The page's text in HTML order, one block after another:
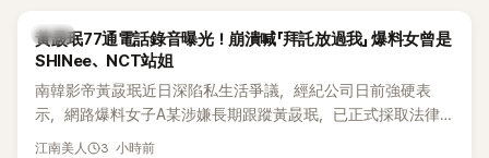
韓星
黃晸珉77通電話錄音曝光！崩潰喊「拜託放過我」 爆料女曾是
SHINee、NCT站姐
南韓影帝黃晸珉近日深陷私生活爭議，經紀公司日前強硬表
示，網路爆料女子A某涉嫌長期跟蹤黃晸珉，已正式採取法律
行動。不過，A並未停止發聲，持續透過社群平台公開爆料，反
江南美人 3 小時前